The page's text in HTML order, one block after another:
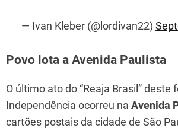
— Ivan Kleber (@lordivan22)
Povo lota a Avenida Paulista
O último ato do “Reaja Brasil” deste
Independência ocorreu na Avenida
cartões postais da cidade de São